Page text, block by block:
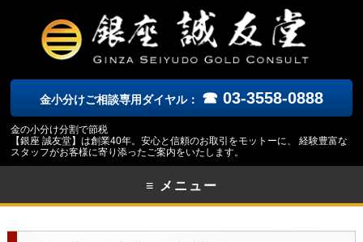
金小分けご相談専用ダイヤル： ☎ 03-3558-0888
金の小分け分割で節税
【銀座 誠友堂】は創業40年。安心と信頼のお取引をモットーに、 経験豊富な
スタッフがお客様に寄り添ったご案内をいたします。
≡ メニュー